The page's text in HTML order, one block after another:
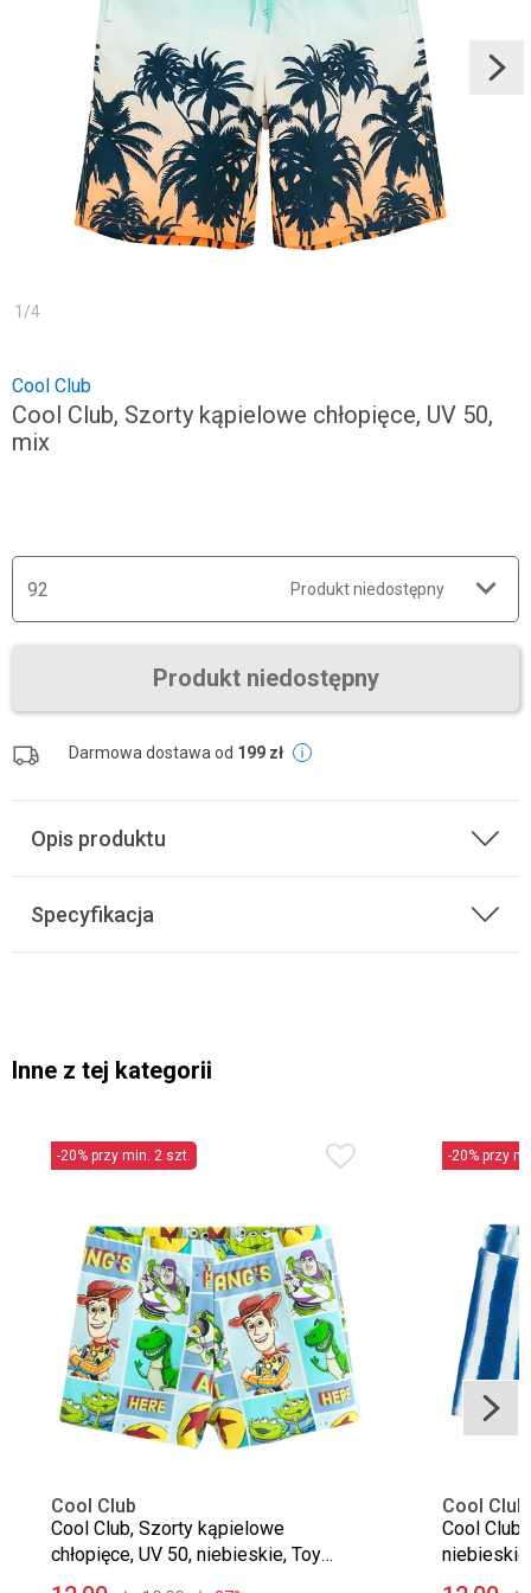
1 /4
Cool Club
Cool Club, Szorty kąpielowe chłopięce, UV 50,
mix
92 Produkt niedostępny
Produkt niedostępny
Darmowa dostawa od 199 zł
Opis produktu
Specyfikacja
Inne z tej kategorii
-20% przy min. 2 szt.
Cool Club
Cool Club, Szorty kąpielowe
chłopięce, UV 50, niebieskie, Toy
Story
-20% przy
Cool Club
Cool
niebieskie